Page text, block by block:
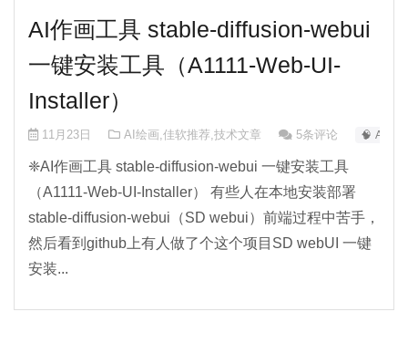
AI作画工具 stable-diffusion-webui
一键安装工具（A1111-Web-UI-
Installer）
11月23日 AI绘画,佳软推荐,技术文章 5条评论 🧠 AI-0
❈AI作画工具 stable-diffusion-webui 一键安装工具
（A1111-Web-UI-Installer） 有些人在本地安装部署
stable-diffusion-webui（SD webui）前端过程中苦手，
然后看到github上有人做了个这个项目SD webUI 一键
安装...